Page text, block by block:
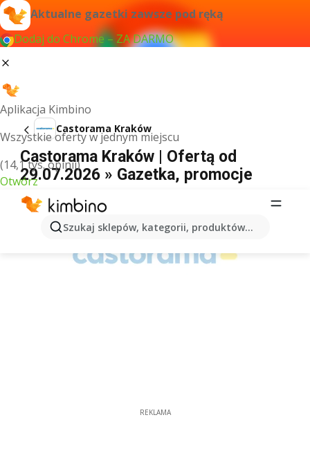
Aktualne gazetki zawsze pod ręką
Dodaj do Chrome – ZA DARMO
Aplikacja Kimbino
Wszystkie oferty w jednym miejscu
(14,1 tys. opinii)
Otwórz
Szukaj sklepów, kategorii, produktów...
Castorama Kraków
Castorama Kraków | Ofertą od
29.07.2026 » Gazetka, promocje
REKLAMA